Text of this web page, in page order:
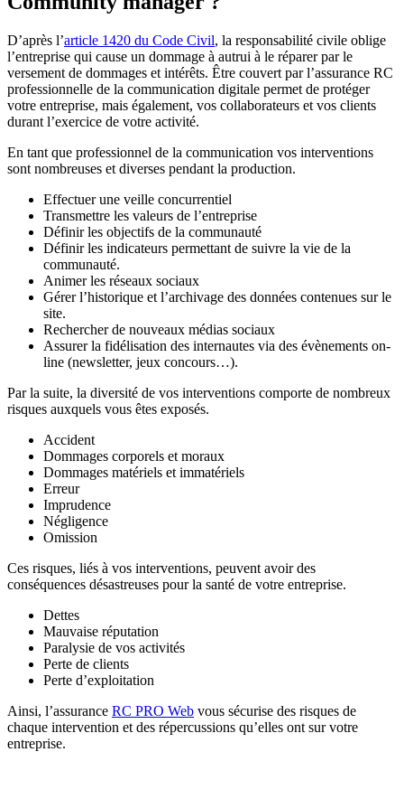
D’après l’article 1420 du Code Civil, la responsabilité civile oblige
l’entreprise qui cause un dommage à autrui à le réparer par le
versement de dommages et intérêts. Être couvert par l’assurance RC
professionnelle de la communication digitale permet de protéger
votre entreprise, mais également, vos collaborateurs et vos clients
durant l’exercice de votre activité.
En tant que professionnel de la communication vos interventions
sont nombreuses et diverses pendant la production.
Effectuer une veille concurrentiel
Transmettre les valeurs de l’entreprise
Définir les objectifs de la communauté
Définir les indicateurs permettant de suivre la vie de la
communauté.
Animer les réseaux sociaux
Gérer l’historique et l’archivage des données contenues sur le
site.
Rechercher de nouveaux médias sociaux
Assurer la fidélisation des internautes via des évènements on-
line (newsletter, jeux concours…).
Par la suite, la diversité de vos interventions comporte de nombreux
risques auxquels vous êtes exposés.
Accident
Dommages corporels et moraux
Dommages matériels et immatériels
Erreur
Imprudence
Négligence
Omission
Ces risques, liés à vos interventions, peuvent avoir des
conséquences désastreuses pour la santé de votre entreprise.
Dettes
Mauvaise réputation
Paralysie de vos activités
Perte de clients
Perte d’exploitation
Ainsi, l’assurance RC PRO Web vous sécurise des risques de
chaque intervention et des répercussions qu’elles ont sur votre
entreprise.